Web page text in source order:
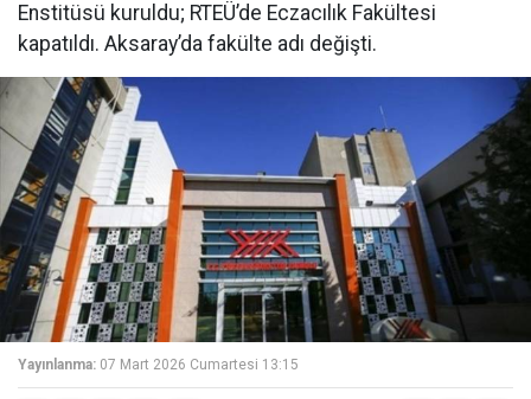
Enstitüsü kuruldu; RTEÜ’de Eczacılık Fakültesi
kapatıldı. Aksaray’da fakülte adı değişti.
Yayınlanma: 07 Mart 2026 Cumartesi 13:15